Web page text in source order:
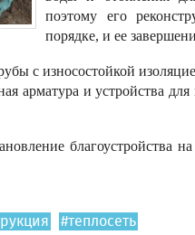
поэтому его
порядке, и ее
с износостойкой
арматура и устройства
благоустройства
#теплосеть